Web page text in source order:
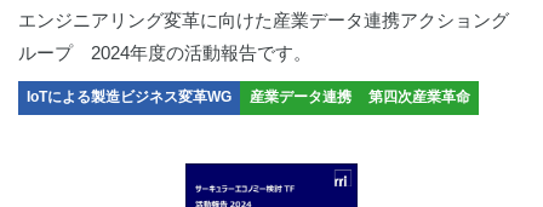
エンジニアリング変革に向けた産業データ連携アクショング
ループ 2024年度の活動報告です。
IoTによる製造ビジネス変革WG 産業データ連携 第四次産業革命